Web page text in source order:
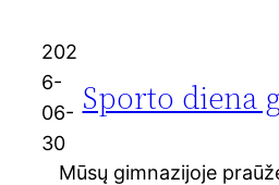
202
6-
06-
30
Sporto diena
Mūsų gimnazijoje